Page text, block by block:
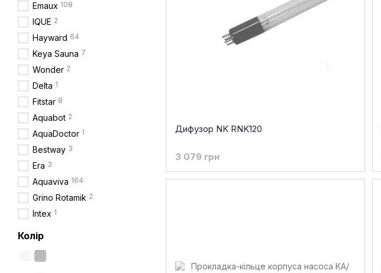
Дифузор NK RNK120
3 079 грн
Emaux 108
IQUE 2
Hayward 64
Keya Sauna 7
Wonder 2
Delta 1
Fitstar 8
Aquabot 2
AquaDoctor 1
Bestway 3
Era 3
Aquaviva 164
Grino Rotamik 2
Intex 1
Колір